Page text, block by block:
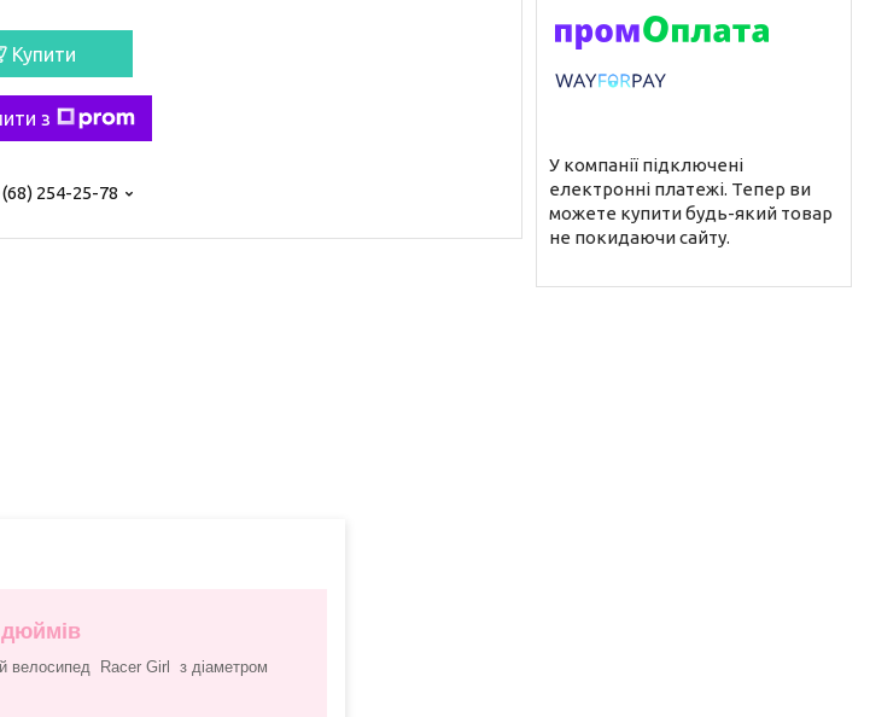
Купити
з
254-25-78
У компанії підключені
електронні платежі. Тепер ви
можете купити будь-який товар
не покидаючи сайту.
велосипед Racer Girl з діаметром